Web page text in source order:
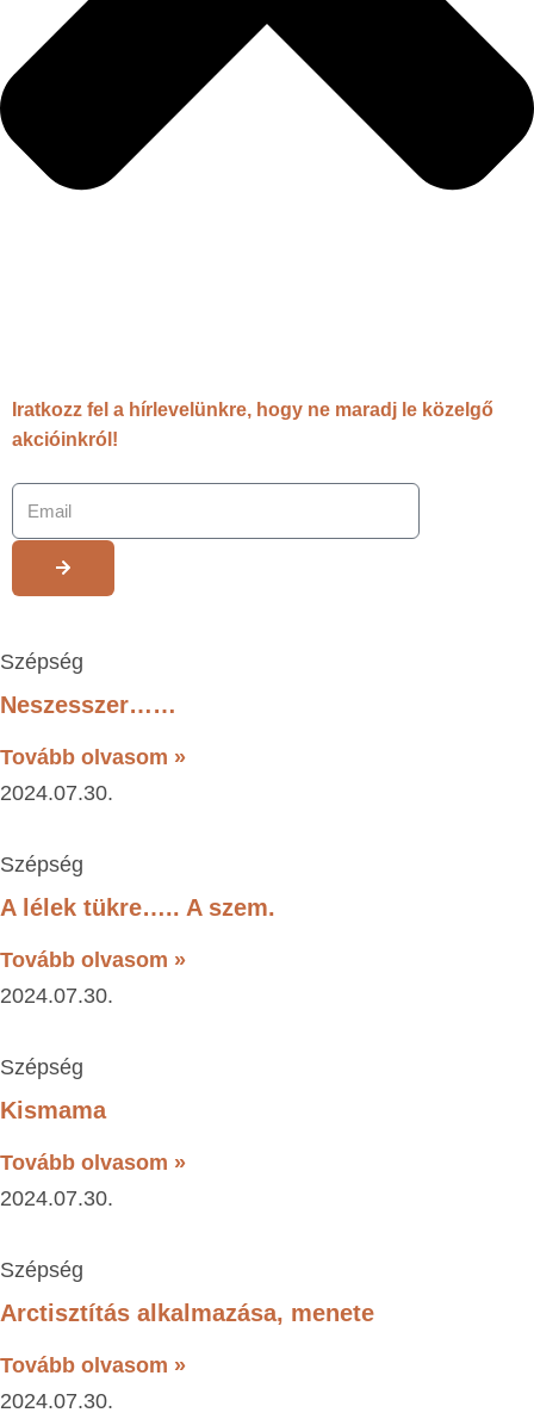
Iratkozz fel a hírlevelünkre, hogy ne maradj le közelgő
akcióinkról!
Szépség
Neszesszer……
Tovább olvasom »
2024.07.30.
Szépség
A lélek tükre….. A szem.
Tovább olvasom »
2024.07.30.
Szépség
Kismama
Tovább olvasom »
2024.07.30.
Szépség
Arctisztítás alkalmazása, menete
Tovább olvasom »
2024.07.30.